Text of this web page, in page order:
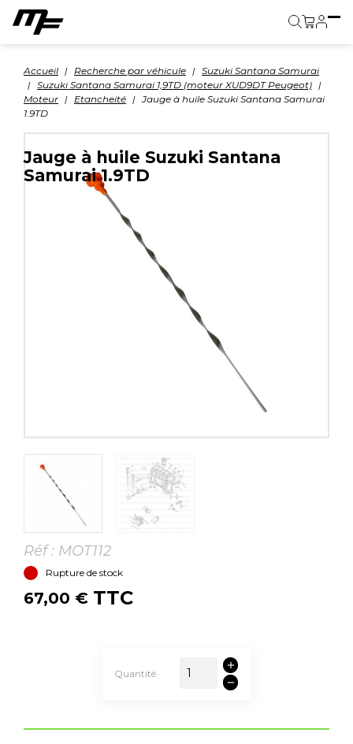
Accueil Recherche par véhicule
Suzuki Santana Samurai
Suzuki Santana Samurai 1,9TD (moteur XUD9DT Peugeot)
Moteur
Etancheité
Jauge à huile Suzuki Santana Samurai
1.9TD
Jauge à huile Suzuki Santana
Samurai 1.9TD
Réf : MOT112
Rupture de stock
67,00 € TTC
Quantité